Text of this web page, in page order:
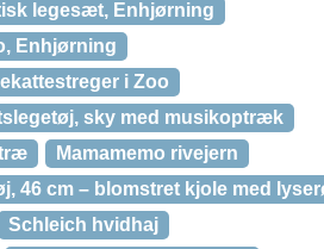
legesæt, Enhjørning
Enhjørning
i Zoo
sky med musikoptræk
Mamamemo rivejern
46 cm – blomstret kjole med
Schleich hvidhaj